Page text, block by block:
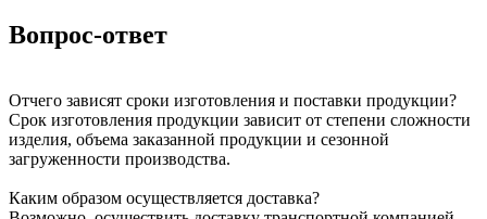
Вопрос-ответ
Отчего зависят сроки изготовления и поставки продукции?
Срок изготовления продукции зависит от степени сложности
изделия, объема заказанной продукции и сезонной
загруженности производства.
Каким образом осуществляется доставка?